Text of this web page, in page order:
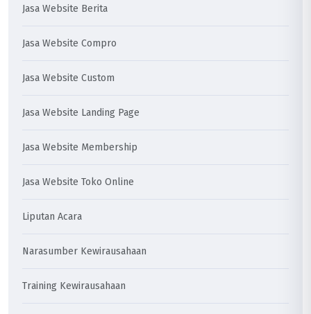
Jasa Website Berita
Jasa Website Compro
Jasa Website Custom
Jasa Website Landing Page
Jasa Website Membership
Jasa Website Toko Online
Liputan Acara
Narasumber Kewirausahaan
Training Kewirausahaan